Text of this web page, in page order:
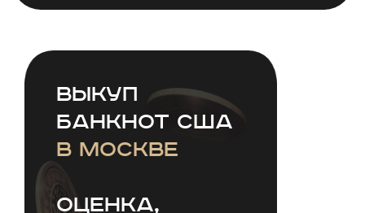
Выкуп
банкнот США
в Москве
оценка,